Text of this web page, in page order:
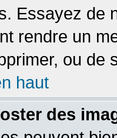
Essayez de
rendre un
ou de
haut
des